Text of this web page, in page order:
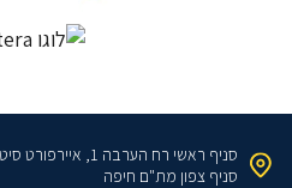
סניף ראשי רח הערבה 1, איירפורט סיטי
סניף צפון מת"ם חיפה